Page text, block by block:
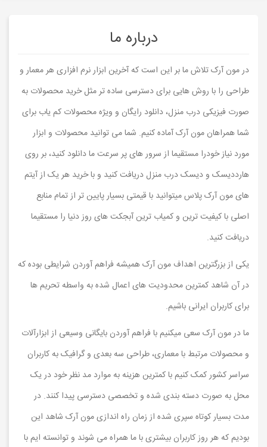
درباره ما
در مون آرک تلاش ما بر این است که آخرین ابزار نرم افزاری هر معمار و
طراحی را با روش هایی برای دسترسی ساده تر مثل خرید محصولات به
صورت فیزیکی درب منزل، دانلود رایگان و ویژه محصولات کم یاب برای
شما همراهان مون آرک آماده کنیم. شما می توانید محصولات و ابزار
مورد نیاز خودرا مستقیما از سرور های پر سرعت ما دانلود کنید، بر روی
هارددیسک و دیسک درب منزل دریافت کنید و با خرید هر یک از آیتم
های مون آرک پلاس میتوانید با قیمتی بسیار پایین تر از تمام منابع
اصلی با کیفیت ترین و کمیاب ترین آبجکت های روز دنیا را مستقیما
دریافت کنید.
یکی از بزرگترین اهداف مون آرک همیشه فراهم آوردن شرایطی بوده که
در آن شاهد کمترین محدودیت های اعمال شده به واسطه تحریم ها
برای کاربران ایرانی باشیم.
ما در مون آرک سعی میکنیم با فراهم آوردن بایگانی وسیعی از ابزارآلات
و محصولات مرتبط با معماری، طراحی سه بعدی و گرافیک به کاربران
سراسر کشور کمک کنیم با کمترین هزینه به موارد مد نظر خود در یک
محل به صورت دسته بندی شده و تخصصی دسترسی پیدا کنند. در
مدت بسیار کوتاه سپری شده از زمان راه اندازی مون آرک شاهد این
بودیم که هر روز کاربران بیشتری با ما همراه می شوند و توانسته ایم با